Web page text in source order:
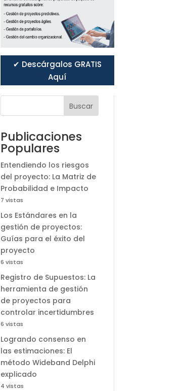
✔ Descárgalos GRATIS
Aquí
Buscar
Publicaciones
Populares
Entendiendo los riesgos
del proyecto: La Matriz de
Probabilidad e Impacto
7 vistas
Los Estándares en la
gestión de proyectos:
Guías para el éxito del
proyecto
6 vistas
Registro de Supuestos: La
herramienta de gestión
de proyectos para
controlar incertidumbres
6 vistas
Logrando consenso en
las estimaciones: El
método Wideband Delphi
explicado
4 vistas